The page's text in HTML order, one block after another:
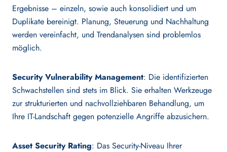
Ergebnisse – einzeln, sowie auch konsolidiert und um
Duplikate bereinigt. Planung, Steuerung und Nachhaltung
werden vereinfacht, und Trendanalysen sind problemlos
möglich.
Security Vulnerability Management: Die identifizierten
Schwachstellen sind stets im Blick. Sie erhalten Werkzeuge
zur strukturierten und nachvollziehbaren Behandlung, um
Ihre IT-Landschaft gegen potenzielle Angriffe abzusichern.
Asset Security Rating: Das Security-Niveau Ihrer